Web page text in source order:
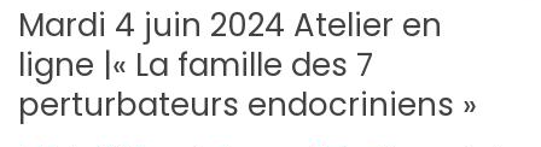
Mardi 4 juin 2024 Atelier en
ligne |« La famille des 7
perturbateurs endocriniens »